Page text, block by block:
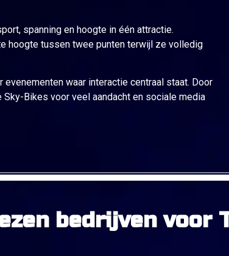
spanning en hoogte in één attractie.
hoogte tussen twee punten terwijl ze volledig
evenementen waar interactie centraal staat. Door
Bikes voor veel aandacht en sociale media
bedrijven voor